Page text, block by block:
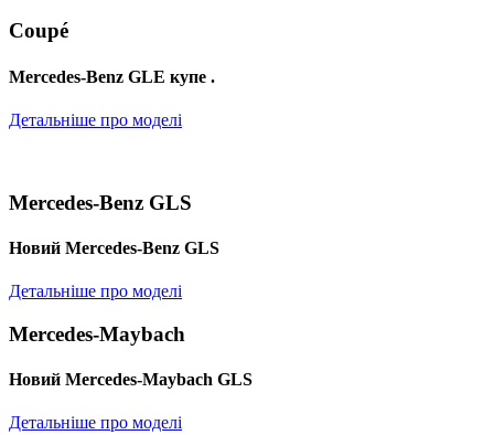
Coupé
Mercedes-Benz GLE купе .
Детальніше про моделі
Mercedes-Benz GLS
Новий Mercedes-Benz GLS
Детальніше про моделі
Mercedes-Maybach
Новий Mercedes-Maybach GLS
Детальніше про моделі